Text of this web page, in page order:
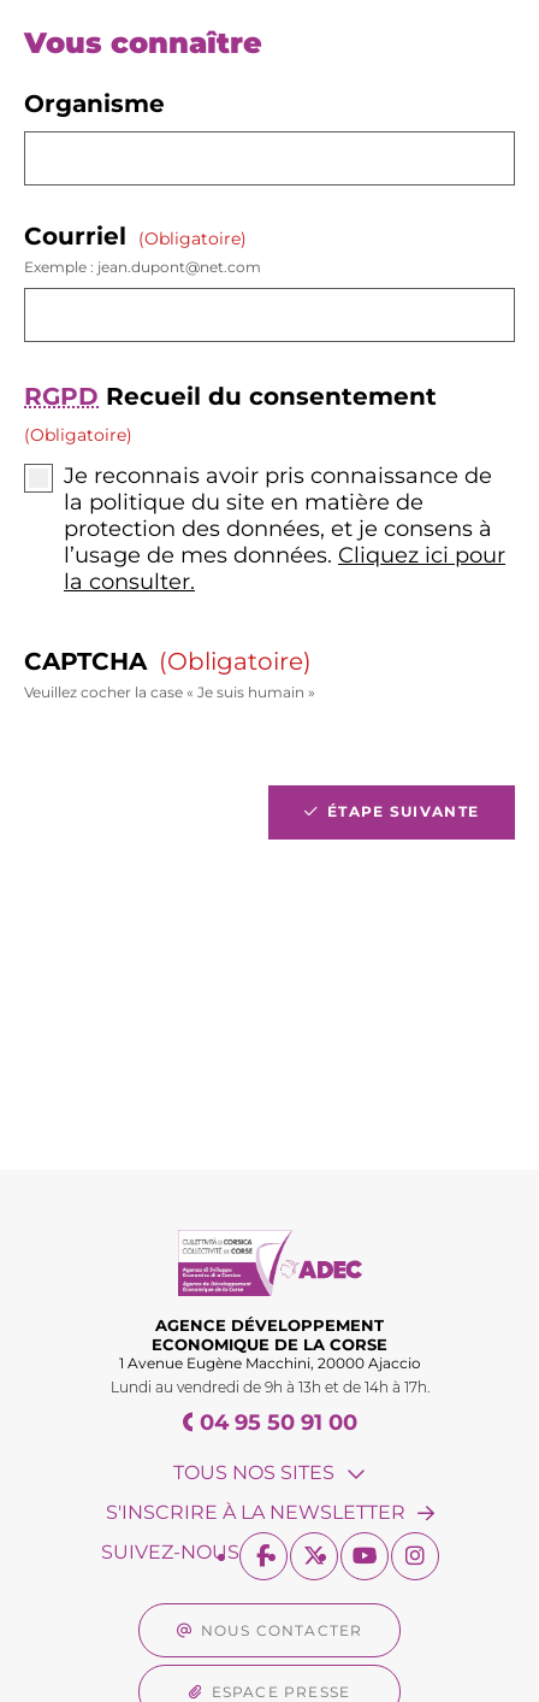
Vous connaître
Organisme
Courriel (obligatoire)
Exemple : jean.dupont@net.com
RGPD Recueil du consentement
(obligatoire)
Je reconnais avoir pris connaissance de
la politique du site en matière de
protection des données, et je consens à
l’usage de mes données. Cliquez ici pour
la consulter.
CAPTCHA (obligatoire)
Veuillez cocher la case « Je suis humain »
ÉTAPE SUIVANTE
AGENCE DÉVELOPPEMENT
ECONOMIQUE DE LA CORSE
1 Avenue Eugène Macchini, 20000 Ajaccio
Lundi au vendredi de 9h à 13h et de 14h à 17h.
04 95 50 91 00
TOUS NOS SITES
S'INSCRIRE À LA NEWSLETTER
SUIVEZ-NOUS
NOUS CONTACTER
ESPACE PRESSE